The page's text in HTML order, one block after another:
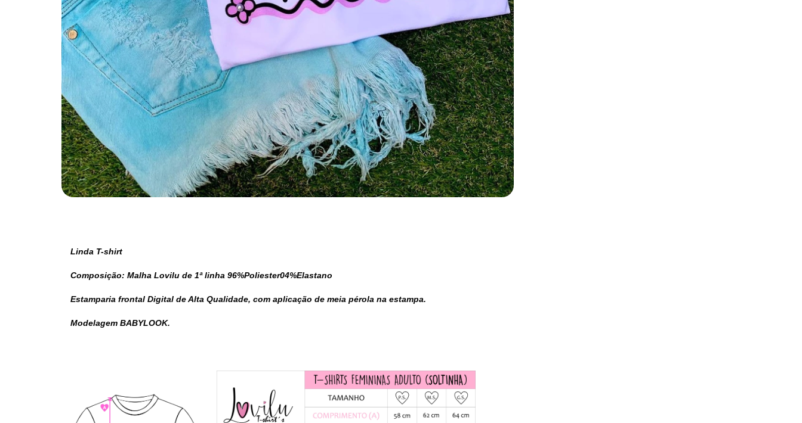
Linda T-shirt
Composição: Malha Lovilu de 1ª linha 96%Poliester04%Elastano
Estamparia frontal Digital de Alta Qualidade, com aplicação de meia pérola na estampa.
Modelagem BABYLOOK.